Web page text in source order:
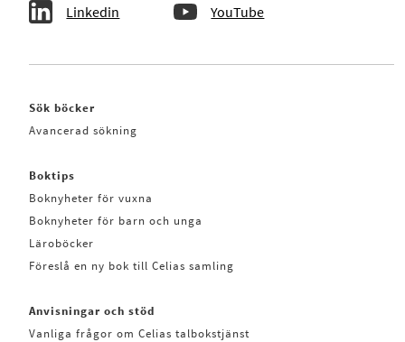
Linkedin YouTube
Sök böcker
Avancerad sökning
Boktips
Boknyheter för vuxna
Boknyheter för barn och unga
Läroböcker
Föreslå en ny bok till Celias samling
Anvisningar och stöd
Vanliga frågor om Celias talbokstjänst